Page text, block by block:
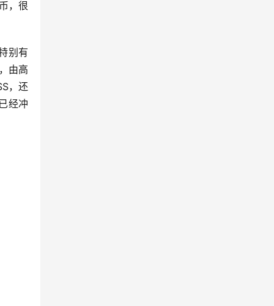
，很
别有
由高
，还
经冲